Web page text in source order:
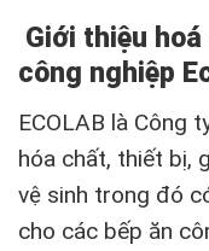
Giới thiệu
công nghiệp
ECOLAB là Công
hóa chất, thiết bị,
vệ sinh trong đó
cho các bếp ăn